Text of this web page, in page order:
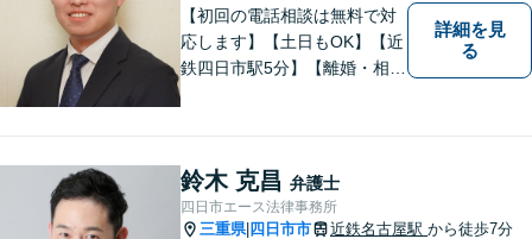
ご相談ください。
【初回の電話相談は無料で対
応します】【土日もOK】【近
鉄四日市駅5分】【離婚・相続
刑事事件全般】双方ともに納
得する解決を目指します【交
通事故】示談金の増額に向け
詳細を見
る
鈴木 克昌 弁護士
四日市エース法律事務所
三重県| 四日市市 近鉄名古屋駅 から徒歩7分